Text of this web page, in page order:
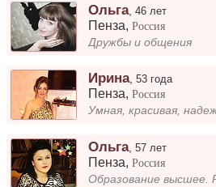
Ольга,46 лет
Пенза,Россия
Дружбы и общения
Ирина,53 года
Пенза,Россия
Ольга,57 лет
Пенза,Россия